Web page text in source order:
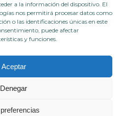
a la información del dispositivo. El
nos permitirá procesar datos como
o las identificaciones únicas en este
puede afectar
y funciones.
Aceptar
Denegar